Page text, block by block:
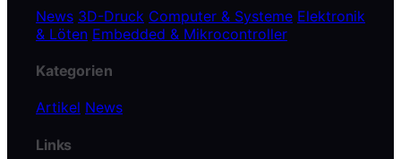
News 3D-Druck Computer & Systeme Elektronik
& Löten Embedded & Mikrocontroller
Kategorien
Artikel News
Links